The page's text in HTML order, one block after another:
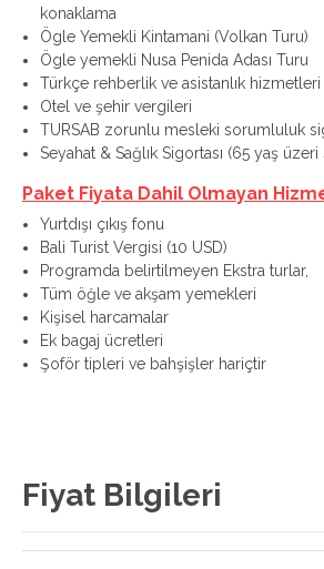
konaklama
Ögle Yemekli Kintamani (Volkan Turu)
Ögle yemekli Nusa Penida Adası Turu
Türkçe rehberlik ve asistanlık hizmetleri
Otel ve şehir vergileri
TURSAB zorunlu mesleki sorumluluk
Seyahat & Sağlık Sigortası (65 yaş
Paket Fiyata Dahil Olmayan
Yurtdışı çıkış fonu
Bali Turist Vergisi (10 USD)
Programda belirtilmeyen Ekstra turlar,
Tüm öğle ve akşam yemekleri
Kişisel harcamalar
Ek bagaj ücretleri
Şoför tipleri ve bahşişler hariçtir
Fiyat Bilgileri